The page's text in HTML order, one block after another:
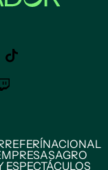
REFERÍNACIONAL
AGRO
ESPECTÁCULOS